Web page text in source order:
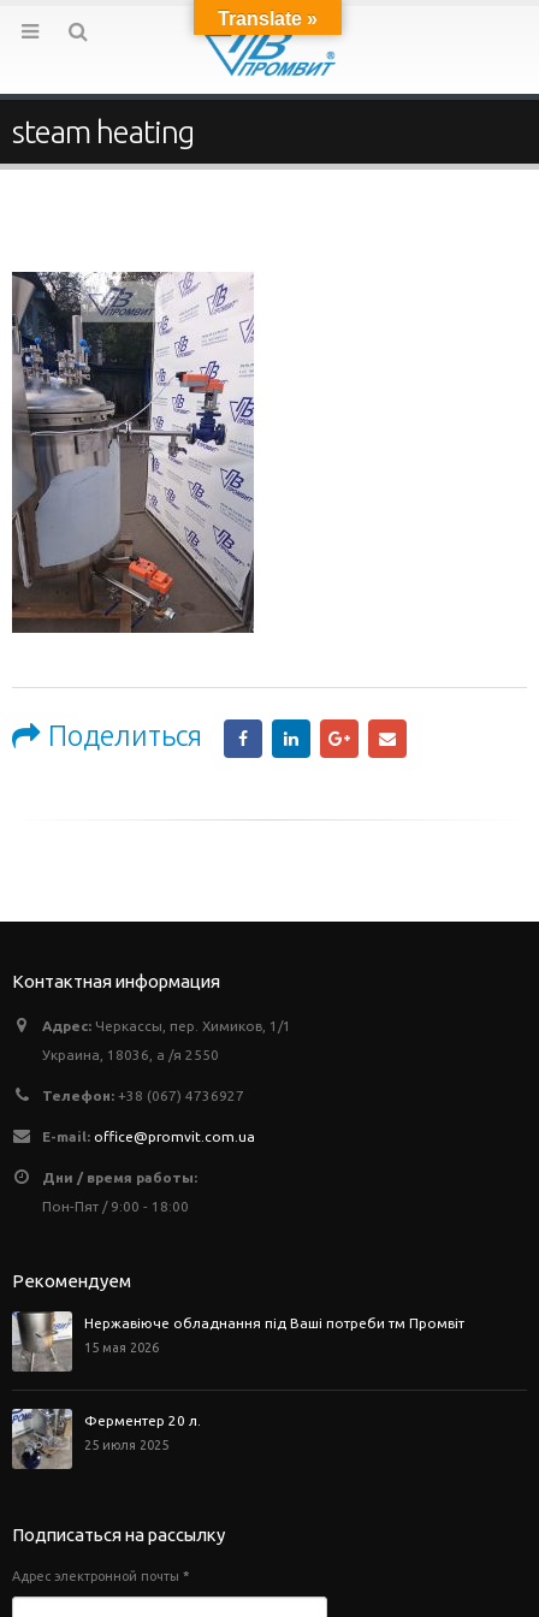
steam heating
Поделиться
Контактная информация
Адрес: Черкассы, пер. Химиков, 1/1
Украина, 18036, а /я 2550
Телефон: +38 (067) 4736927
E-mail: office@promvit.com.ua
Дни / время работы:
Пон-Пят / 9:00 - 18:00
Рекомендуем
Нержавіюче обладнання під Ваші потреби тм Промвіт
15 мая 2026
Ферментер 20 л.
25 июля 2025
Подписаться на рассылку
Адрес электронной почты *
Translate »